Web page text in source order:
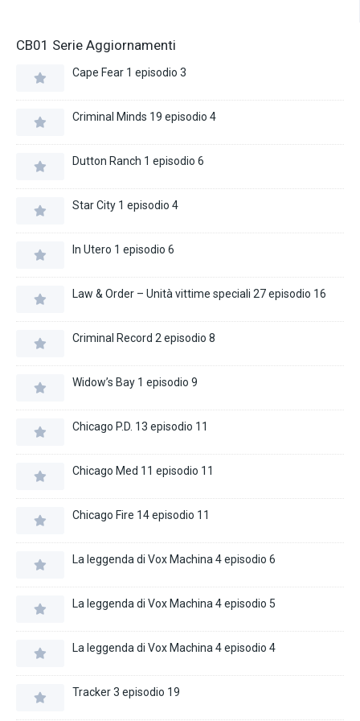
CB01 Serie Aggiornamenti
Cape Fear 1 episodio 3
Criminal Minds 19 episodio 4
Dutton Ranch 1 episodio 6
Star City 1 episodio 4
In Utero 1 episodio 6
Law & Order – Unità vittime speciali 27 episodio 16
Criminal Record 2 episodio 8
Widow’s Bay 1 episodio 9
Chicago P.D. 13 episodio 11
Chicago Med 11 episodio 11
Chicago Fire 14 episodio 11
La leggenda di Vox Machina 4 episodio 6
La leggenda di Vox Machina 4 episodio 5
La leggenda di Vox Machina 4 episodio 4
Tracker 3 episodio 19